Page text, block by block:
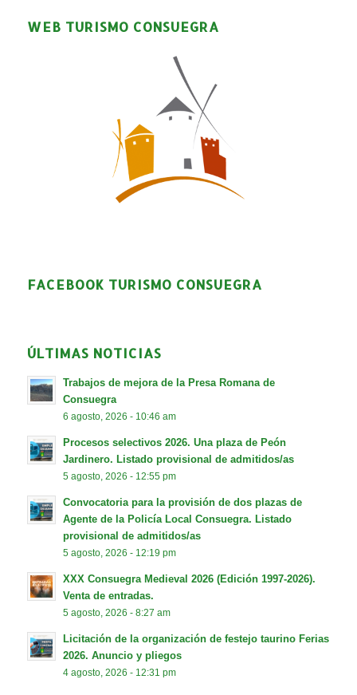
WEB TURISMO CONSUEGRA
FACEBOOK TURISMO CONSUEGRA
ÚLTIMAS NOTICIAS
Trabajos de mejora de la Presa Romana de
Consuegra
6 agosto, 2026 - 10:46 am
Procesos selectivos 2026. Una plaza de Peón
Jardinero. Listado provisional de admitidos/as
5 agosto, 2026 - 12:55 pm
Convocatoria para la provisión de dos plazas de
Agente de la Policía Local Consuegra. Listado
provisional de admitidos/as
5 agosto, 2026 - 12:19 pm
XXX Consuegra Medieval 2026 (Edición 1997-2026).
Venta de entradas.
5 agosto, 2026 - 8:27 am
Licitación de la organización de festejo taurino Ferias
2026. Anuncio y pliegos
4 agosto, 2026 - 12:31 pm